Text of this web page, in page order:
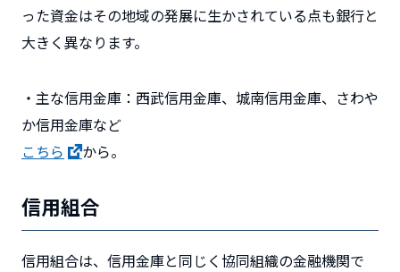
った資金はその地域の発展に生かされている点も銀行と
大きく異なります。
・主な信用金庫：西武信用金庫、城南信用金庫、さわや
か信用金庫など
こちら
から。
信用組合
信用組合は、信用金庫と同じく協同組織の金融機関で